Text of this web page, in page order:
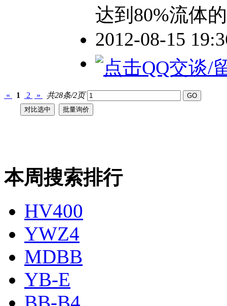
达到80%流体
2012-08-15
« 1 2 » 共28条/2页
本周搜索排行
HV400
YWZ4
MDBB
YB-E